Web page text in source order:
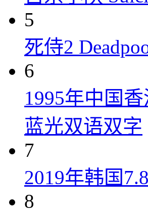
5
死侍2
6
1995年中国
蓝光双语双字
7
2019年韩国
8